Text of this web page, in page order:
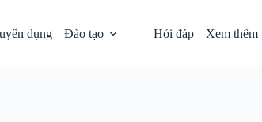
và (028) 39235020
dụng Đào tạo Hỏi đáp Xem thêm